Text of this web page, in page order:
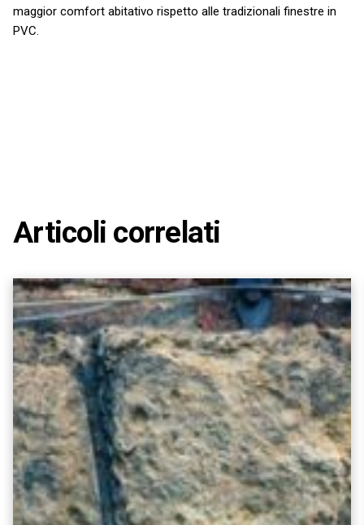
maggior comfort abitativo rispetto alle tradizionali finestre in
PVC.
Articoli correlati